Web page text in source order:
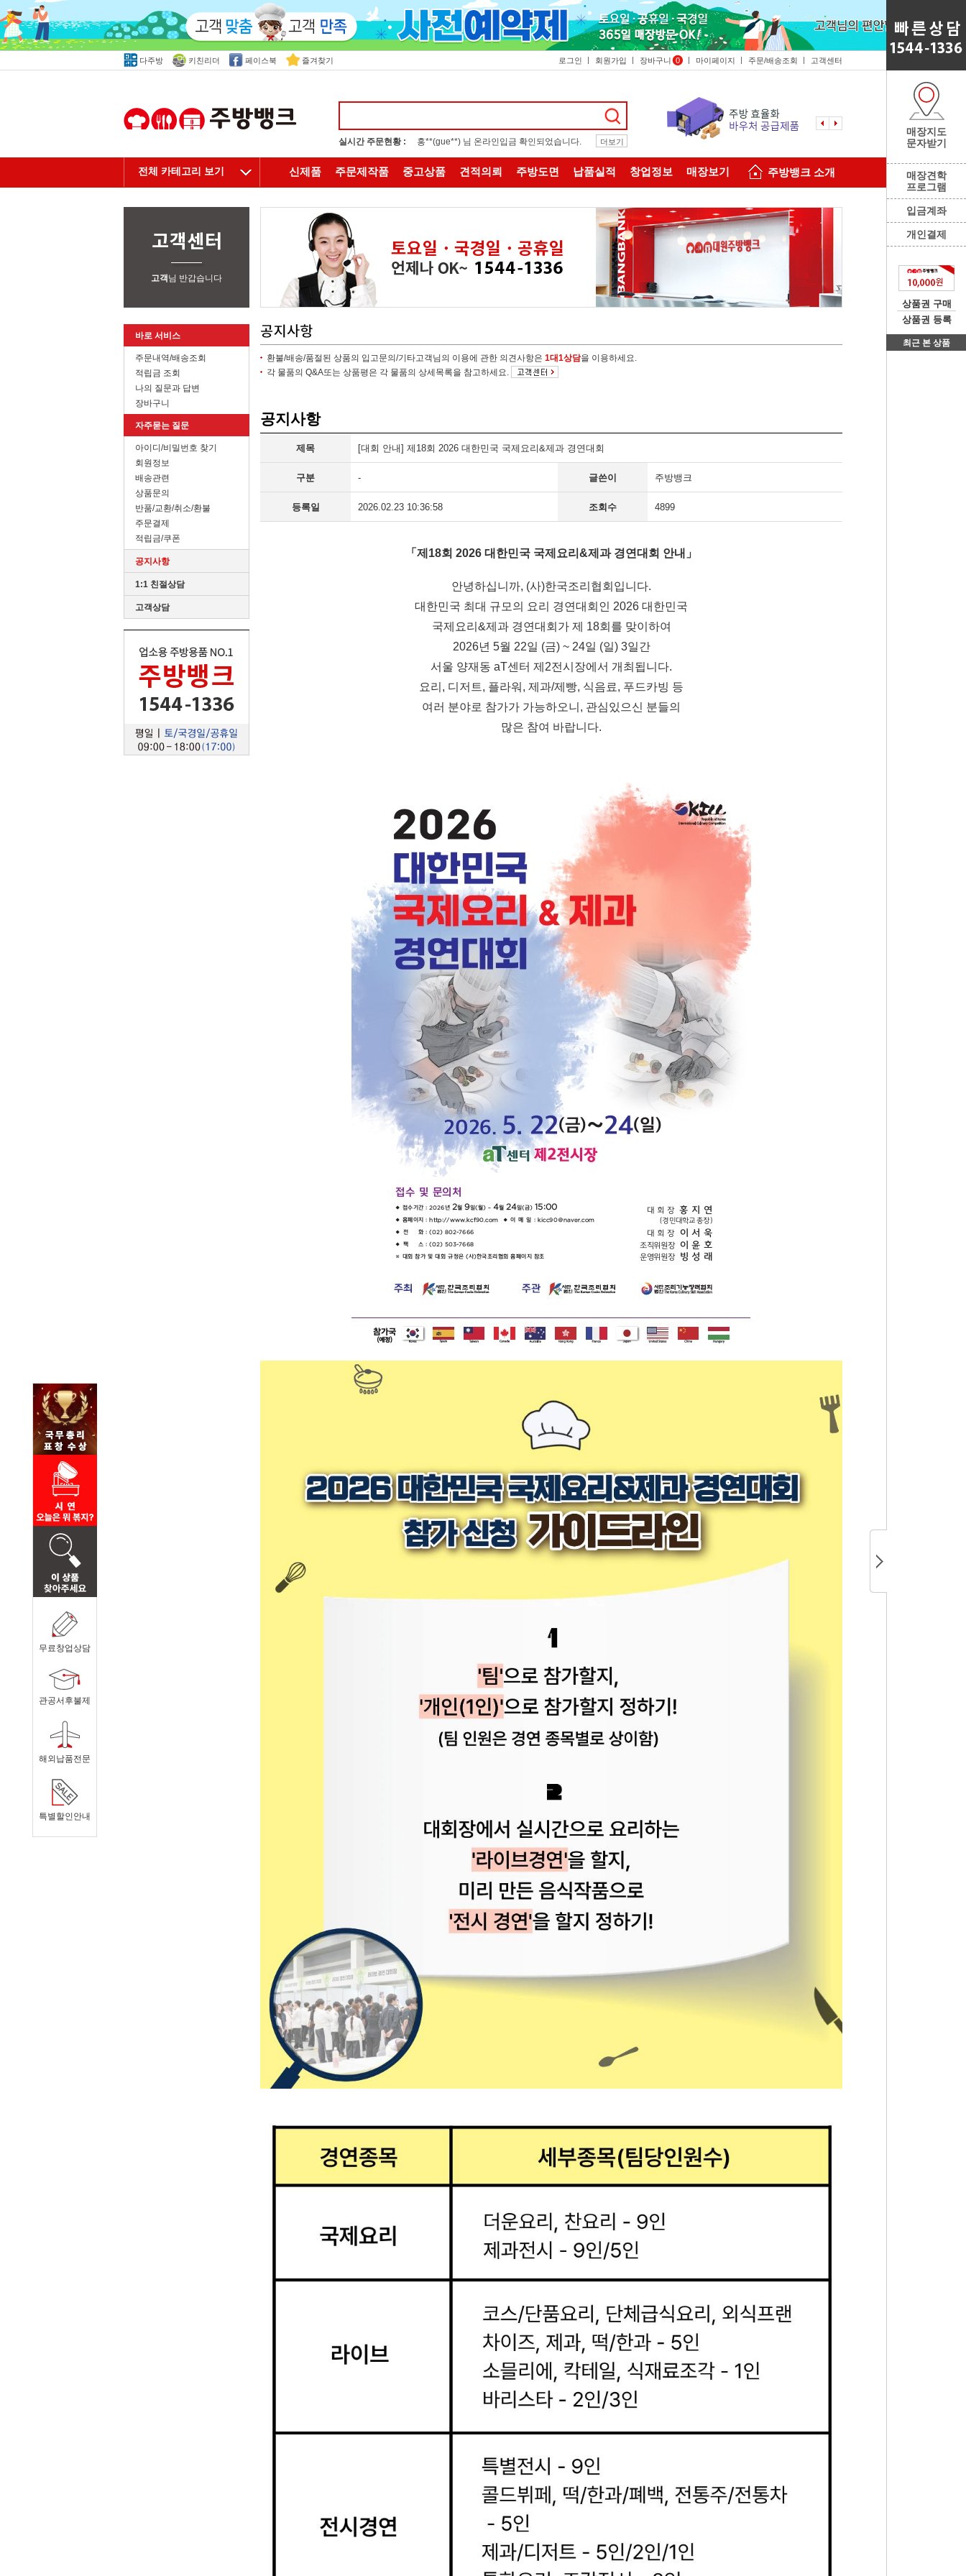
다주방 키친리더 페이스북 즐겨찾기 로그인 회원가입 장바구니 0 마이페이지 주문/배송조회 고객센터
실시간 주문현황 : 홍**(gue**) 님 온라인입금 확인되었습니다. 더보기
신제품 주문제작품 중고상품 견적의뢰 주방도면 납품실적 창업정보 매장보기 주방뱅크 소개
전체 카테고리 보기
고객 님 반갑습니다
바로 서비스
주문내역/배송조회
적립금 조회
나의 질문과 답변
장바구니
자주묻는 질문
아이디/비밀번호 찾기
회원정보
배송관련
상품문의
반품/교환/취소/환불
주문결제
적립금/쿠폰
공지사항
1:1 친절상담
고객상담
환불/배송/품절된 상품의 입고문의/기타고객님의 이용에 관한 의견사항은 1대1상담을 이용하세요.
각 물품의 Q&A또는 상품평은 각 물품의 상세목록을 참고하세요.
공지사항
제목 [대회 안내] 제18회 2026 대한민국 국제요리&제과 경연대회
구분 - 글쓴이 주방뱅크
등록일 2026.02.23 10:36:58 조회수 4899
「제18회 2026 대한민국 국제요리&제과 경연대회 안내」
안녕하십니까, (사)한국조리협회입니다.
대한민국 최대 규모의 요리 경연대회인 2026 대한민국
국제요리&제과 경연대회가 제 18회를 맞이하여
2026년 5월 22일 (금) ~ 24일 (일) 3일간
서울 양재동 aT센터 제2전시장에서 개최됩니다.
요리, 디저트, 플라워, 제과/제빵, 식음료, 푸드카빙 등
여러 분야로 참가가 가능하오니, 관심있으신 분들의
많은 참여 바랍니다.
무료창업상담
관공서후불제
해외납품전문
특별할인안내
매장지도
문자받기
매장견학
프로그램
입금계좌
개인결제
상품권 구매
상품권 등록
최근 본 상품